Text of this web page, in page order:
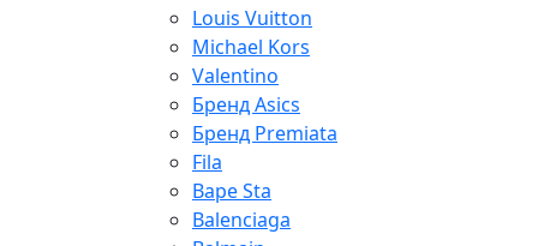
Louis Vuitton
Michael Kors
Valentino
Бренд Asics
Бренд Premiata
Fila
Bape Sta
Balenciaga